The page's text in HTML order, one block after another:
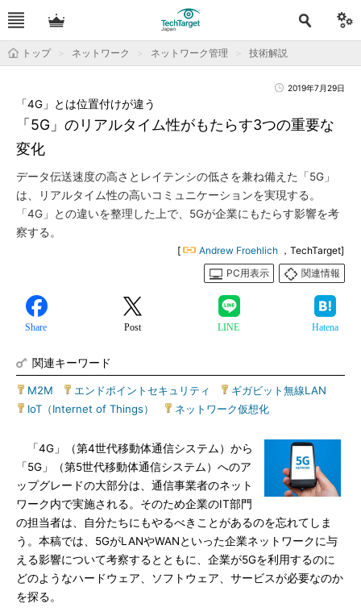
トップ ネットワーク ネットワーク管理 技術解説
2019年7月29日
「5G」のリアルタイム性がもたらす3つの重要な
変化
「4G」とは位置付けが違う
データ伝送速度の高さとレイテンシの低さを兼ね備えた「5G」
は、リアルタイム性の高いコミュニケーションを実現する。
「4G」との違いを整理した上で、5Gが企業にもたらす影響を考
察する。
[ Andrew Froehlich ，TechTarget]
PC用表示
関連情報
Share Post LINE Hatena
関連キーワード
M2M エンドポイントセキュリティ ギガビット無線LAN
IoT（Internet of Things）
ネットワーク仮想化
「4G」（第4世代移動体通信システム）から
「5G」（第5世代移動体通信システム）へのア
ップグレードの大部分は、通信事業者のネット
ワーク内で実施される。そのため企業のIT部門
の担当者は、自分たちにもやるべきことがあるのを忘れてしま
う。本稿では、5GがLANやWANといった企業ネットワークに与
える影響について考察するとともに、企業が5Gを利用するのに
どのようなハードウェア、ソフトウェア、サービスが必要なのか
を探る。